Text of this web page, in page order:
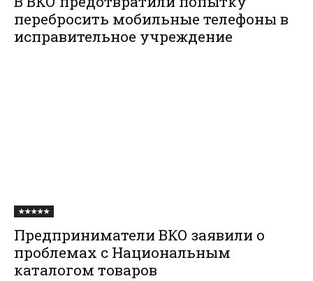
перебросить мобильные телефоны в
исправительное учреждение
★★★★★
Предприниматели ВКО заявили о
проблемах с Национальным
каталогом товаров